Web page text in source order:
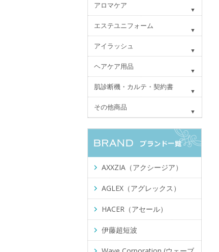
アロマケア
エステユニフォーム
アイラッシュ
ヘアケア用品
肌診断機・カルテ・契約書
その他商品
AXXZIA（アクシージア）
AGLEX（アグレックス）
HACER（アセール）
伊藤超短波